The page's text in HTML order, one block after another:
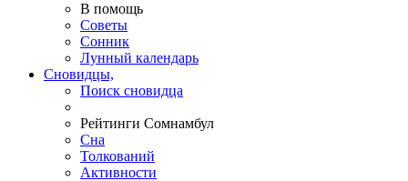
В помощь
Советы
Сонник
Лунный календарь
Сновидцы,
Поиск сновидца
Рейтинги Сомнамбул
Сна
Толкований
Активности